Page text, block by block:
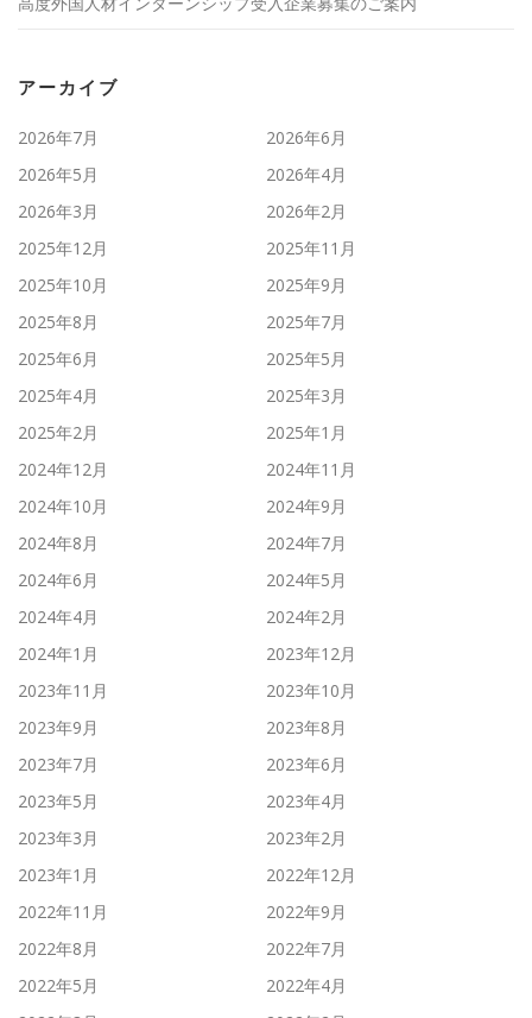
アーカイブ
2026年7月
2026年6月
2026年5月
2026年4月
2026年3月
2026年2月
2025年12月
2025年11月
2025年10月
2025年9月
2025年8月
2025年7月
2025年6月
2025年5月
2025年4月
2025年3月
2025年2月
2025年1月
2024年12月
2024年11月
2024年10月
2024年9月
2024年8月
2024年7月
2024年6月
2024年5月
2024年4月
2024年2月
2024年1月
2023年12月
2023年11月
2023年10月
2023年9月
2023年8月
2023年7月
2023年6月
2023年5月
2023年4月
2023年3月
2023年2月
2023年1月
2022年12月
2022年11月
2022年9月
2022年8月
2022年7月
2022年5月
2022年4月